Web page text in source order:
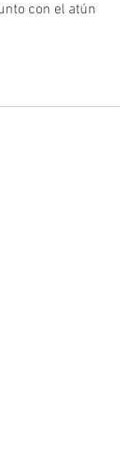
con el atún